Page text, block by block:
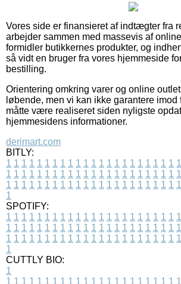
Vores side er finansieret af indtægter fra
arbejder sammen med massevis af
formidler butikkernes produkter, og
så vidt en bruger fra vores hjemmeside
bestilling.
Orientering omkring varer og online
løbende, men vi kan ikke garantere imod
måtte være realiseret siden nyligste
hjemmesidens informationer.
derimart.com
BITLY:
1 1 1 1 1 1 1 1 1 1 1 1 1 1 1 1 1 1 1 1 1 1 1
1 1 1 1 1 1 1 1 1 1 1 1 1 1 1 1 1 1 1 1 1 1 1
1 1 1 1 1 1 1 1 1 1 1 1 1 1 1 1 1 1 1 1 1 1 1
1
SPOTIFY:
1 1 1 1 1 1 1 1 1 1 1 1 1 1 1 1 1 1 1 1 1 1 1
1 1 1 1 1 1 1 1 1 1 1 1 1 1 1 1 1 1 1 1 1 1 1
1 1 1 1 1 1 1 1 1 1 1 1 1 1 1 1 1 1 1 1 1 1 1
1
CUTTLY BIO:
1
1 1 1 1 1 1 1 1 1 1 1 1 1 1 1 1 1 1 1 1 1 1 1